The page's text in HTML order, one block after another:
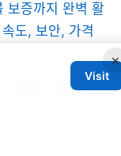
보증까지 완벽 활
도, 보안, 가격
配置、速度优
×
Visit